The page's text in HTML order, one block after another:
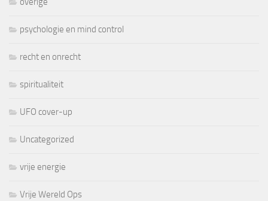
psychologie en mind control
recht en onrecht
spiritualiteit
UFO cover-up
Uncategorized
vrije energie
Vrije Wereld Ops